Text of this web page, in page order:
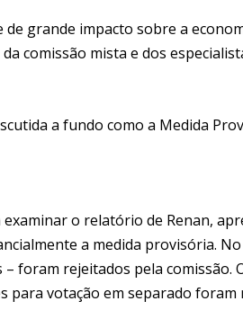
grande impacto sobre a
comissão mista e dos
a fundo como a Medida
o relatório de Renan,
a medida provisória.
foram rejeitados pela comissão.
para votação em separado foram